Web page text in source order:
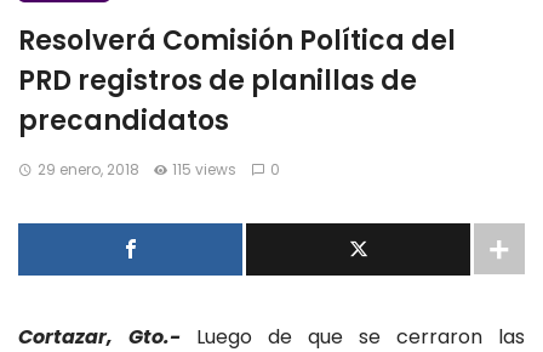
Resolverá Comisión Política del
PRD registros de planillas de
precandidatos
29 enero, 2018 115 views 0
Cortazar, Gto.- Luego de que se cerraron las